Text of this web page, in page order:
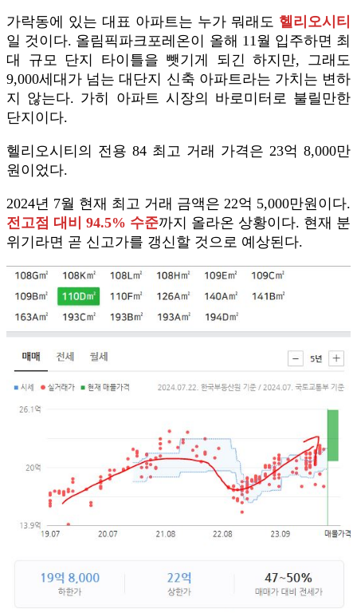
가락동에 있는 대표 아파트는 누가 뭐래도 헬리오시티
일 것이다. 올림픽파크포레온이 올해 11월 입주하면 최
대 규모 단지 타이틀을 뺏기게 되긴 하지만, 그래도
9,000세대가 넘는 대단지 신축 아파트라는 가치는 변하
지 않는다. 가히 아파트 시장의 바로미터로 불릴만한
단지이다.
헬리오시티의 전용 84 최고 거래 가격은 23억 8,000만
원이었다.
2024년 7월 현재 최고 거래 금액은 22억 5,000만원이다.
전고점 대비 94.5% 수준까지 올라온 상황이다. 현재 분
위기라면 곧 신고가를 갱신할 것으로 예상된다.